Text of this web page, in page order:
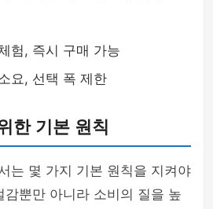
험, 즉시 구매 가능
요, 선택 폭 제한
한 기본 원칙
는 몇 가지 기본 원칙을 지켜야
감뿐만 아니라 소비의 질을 높